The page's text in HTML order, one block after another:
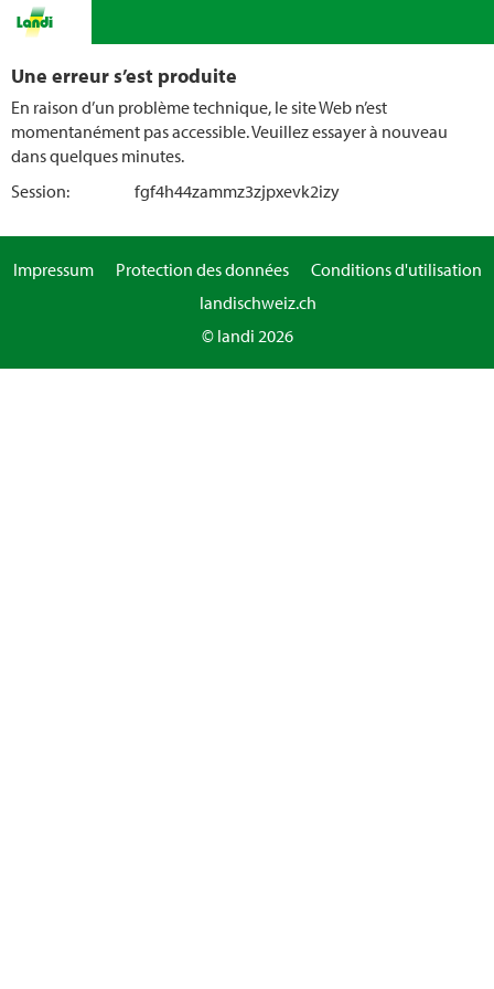
Une erreur s’est produite
En raison d’un problème technique, le site Web n’est
momentanément pas accessible. Veuillez essayer à nouveau
dans quelques minutes.
Session:
fgf4h44zammz3zjpxevk2izy
Impressum Protection des données
Conditions d'utilisation
landischweiz.ch
© landi 2026